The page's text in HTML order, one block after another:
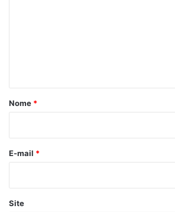
r
*
Nome *
E-mail *
Site